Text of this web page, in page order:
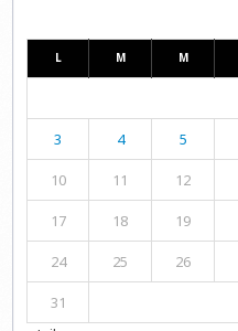
L M M
3 4 5
10 11 12
17 18 19
24 25 26
31